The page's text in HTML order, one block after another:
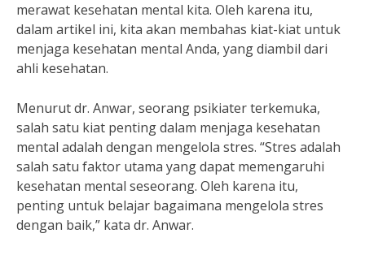
merawat kesehatan mental kita. Oleh karena itu,
dalam artikel ini, kita akan membahas kiat-kiat untuk
menjaga kesehatan mental Anda, yang diambil dari
ahli kesehatan.
Menurut dr. Anwar, seorang psikiater terkemuka,
salah satu kiat penting dalam menjaga kesehatan
mental adalah dengan mengelola stres. “Stres adalah
salah satu faktor utama yang dapat memengaruhi
kesehatan mental seseorang. Oleh karena itu,
penting untuk belajar bagaimana mengelola stres
dengan baik,” kata dr. Anwar.